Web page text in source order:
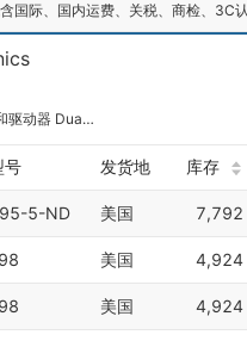
国际、国内运费、关税、商检、3C
马达/运动/点火控制器和驱动器 Dual Full Bridge
号 发货地 库存
5-ND 美国 7,792
美国 4,924
美国 4,924